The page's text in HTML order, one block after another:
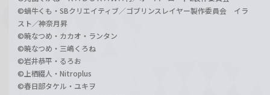
©蝸牛くも・SBクリエイティブ／ゴブリンスレイヤー製作委員会 イラ
スト／神奈月昇
©暁なつめ・カカオ・ランタン
©暁なつめ・三嶋くろね
©岩井恭平・るろお
©上栖綴人・Nitroplus
©春日部タケル・ユキヲ